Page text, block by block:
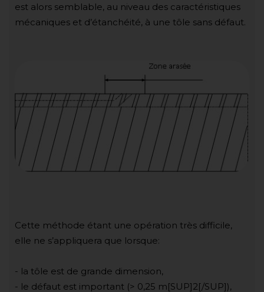
est alors semblable, au niveau des caractéristiques
mécaniques et d’étanchéité, à une tôle sans défaut.
Cette méthode étant une opération très difficile,
elle ne s’appliquera que lorsque:
- la tôle est de grande dimension,
- le défaut est important (> 0,25 m[SUP]2[/SUP]),